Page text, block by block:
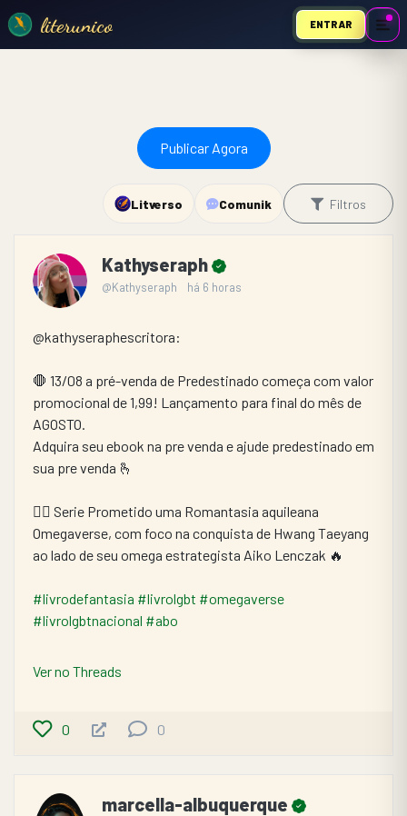
literunico ENTRAR
Publicar Agora
Litverso Comunik Filtros
Kathyseraph
@Kathyseraph há 6 horas
@kathyseraphescritora:
🛑 13/08 a pré-venda de Predestinado começa com valor
promocional de 1,99! Lançamento para final do mês de
AGOSTO.
Adquira seu ebook na pre venda e ajude predestinado em
sua pre venda 🫰
🏳️‍🌈 Serie Prometido uma Romantasia aquileana
Omegaverse, com foco na conquista de Hwang Taeyang
ao lado de seu omega estrategista Aiko Lenczak 🔥
#livrodefantasia #livrolgbt #omegaverse
#livrolgbtnacional #abo
Ver no Threads
0 0
marcella-albuquerque